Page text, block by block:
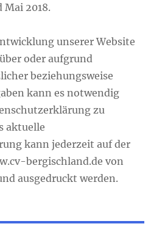
Mai 2018.
unserer Website
oder aufgrund
beziehungsweise
kann es notwendig
zu
aktuelle
kann jederzeit auf der
bergischland.de von
ausgedruckt werden.